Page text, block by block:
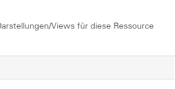
Views für diese Ressource